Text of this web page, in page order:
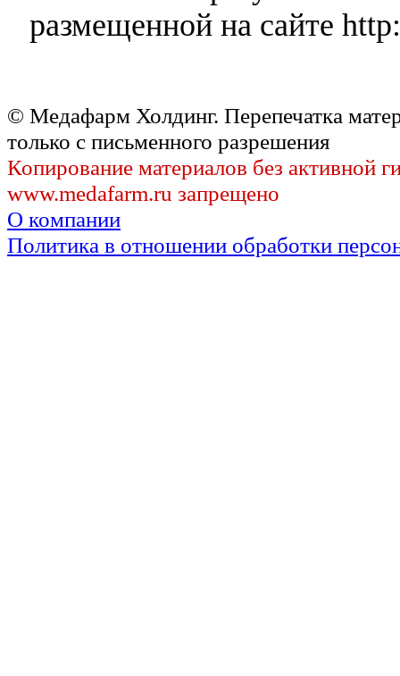
размещенной на сайте
© Медафарм Холдинг. Перепечатка
только с письменного разрешения
Копирование материалов без активной
www.medafarm.ru запрещено
О компании
Политика в отношении обработки